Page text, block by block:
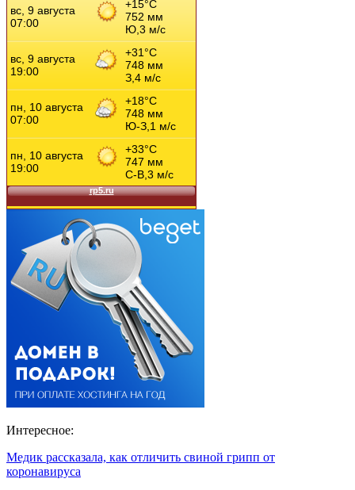
Интересное:
Медик рассказала, как отличить свиной грипп от
коронавируса